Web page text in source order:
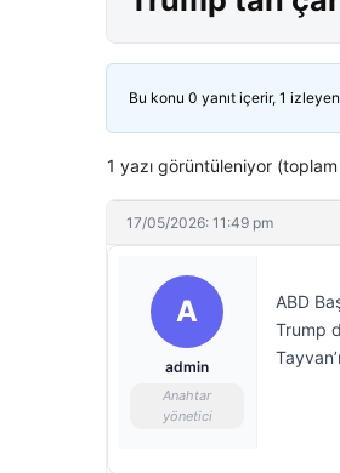
Bu konu 0 yanıt içerir, 1
1 yazı görüntüleniyor (toplam
17/05/2026: 11:49 pm
A
admin
Anahtar
yönetici
ABD
Trump